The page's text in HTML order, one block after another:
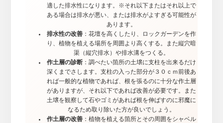
適した排水性になります。※それ以下またはそれ以上で
ある場合は排水が悪い、または排水がよすぎる可能性が
あります。
排水性の改善 ：花壇を高くしたり、ロックガーデンを作
り、植物を植える場所を周囲より高くする。また縦穴暗
渠（縦穴排水）や排水溝をつくる。
作土層の診断 ：調べたい箇所の土壌に支柱を出来るだけ
深くまでさします。支柱の入った部分が３０ｃｍ前後あ
れば一般的な植物であれば、根を張るのに十分な作土層
がありますが、それ以下であれば改善が必要です。また
土壌を観察して石やゴミがあれば根を伸ばすのに邪魔に
なるため取り除いた方が良いでしょう。
作土層の改善 ：植物を植える箇所とその周囲をシャベル